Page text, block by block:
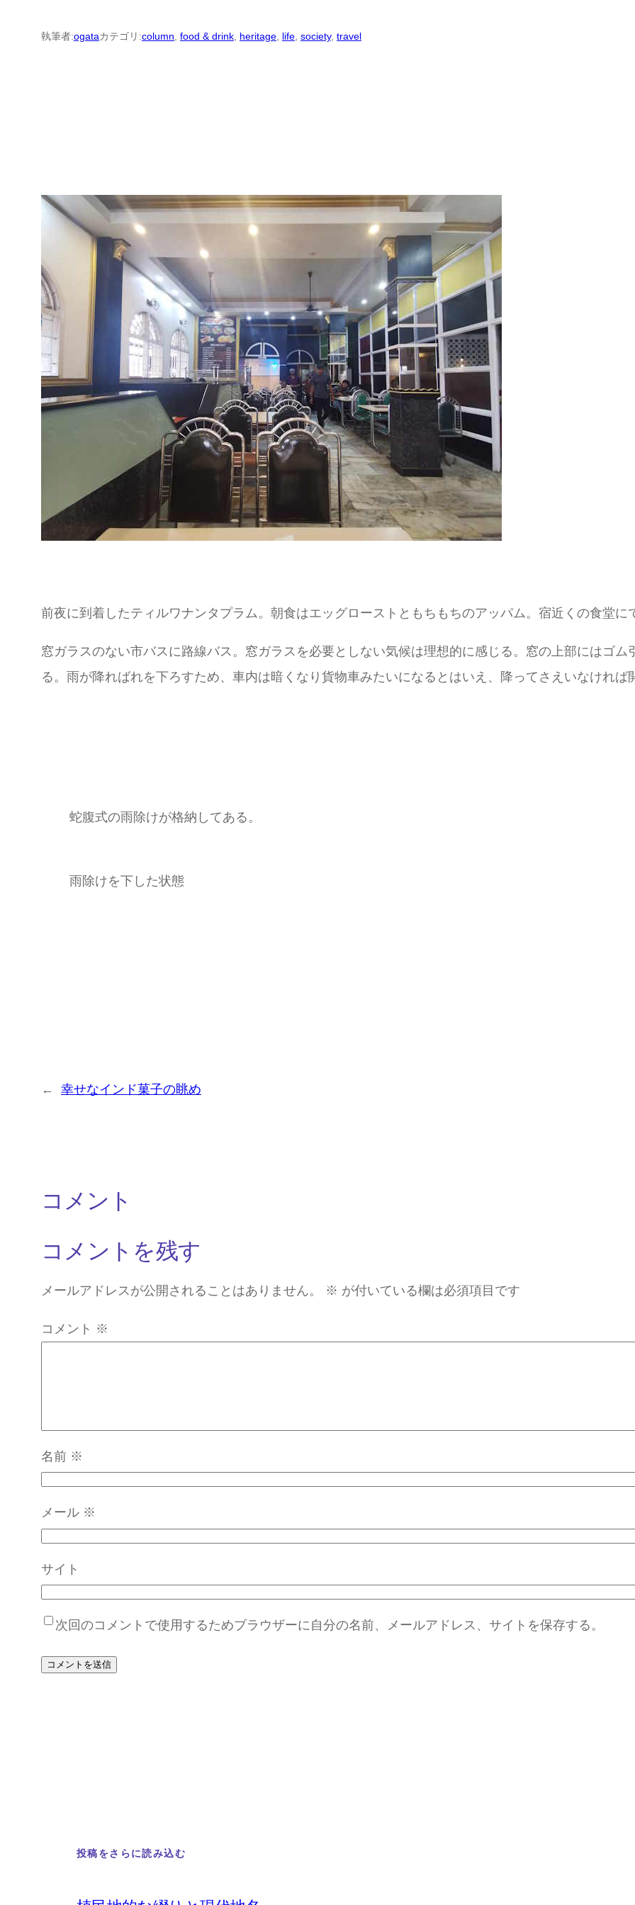
執筆者:ogataカテゴリ:column food & drink heritage life society, travel
前夜に到着したティルワナンタプラム。朝食はエッグローストともちもちのアッパム。宿近くの食堂に
窓ガラスのない市バスに路線バス。窓ガラスを必要としない気候は理想的に感じる。窓の上部にはゴ
る。雨が降ればれを下ろすため、車内は暗くなり貨物車みたいになるとはいえ、降ってさえいなければ
蛇腹式の雨除けが格納してある。
雨除けを下した状態
← 幸せなインド菓子の眺め
コメント
コメントを残す
メールアドレスが公開されることはありません。 ※ が付いている欄は必須項目です
コメント ※
名前 ※
メール ※
サイト
次回のコメントで使用するためブラウザーに自分の名前、メールアドレス、サイトを保存する。
投稿をさらに読み込む